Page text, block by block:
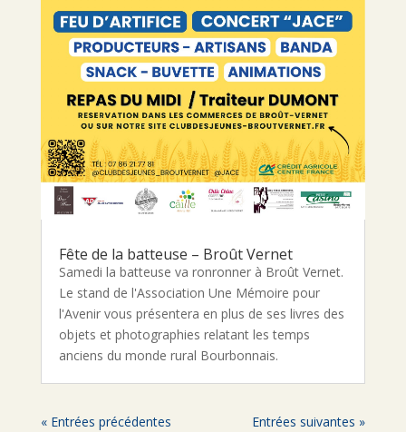
Fête de la batteuse – Broût Vernet
Samedi la batteuse va ronronner à Broût Vernet.
Le stand de l'Association Une Mémoire pour
l'Avenir vous présentera en plus de ses livres des
objets et photographies relatant les temps
anciens du monde rural Bourbonnais.
« Entrées précédentes Entrées suivantes »